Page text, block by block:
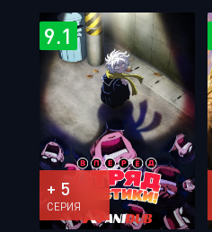
9.1
+ 5
СЕРИЯ